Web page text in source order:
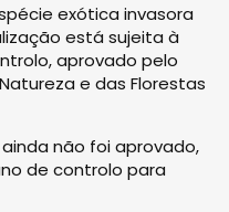
exótica invasora
está sujeita à
aprovado pelo
e das Florestas
não foi aprovado,
de controlo para